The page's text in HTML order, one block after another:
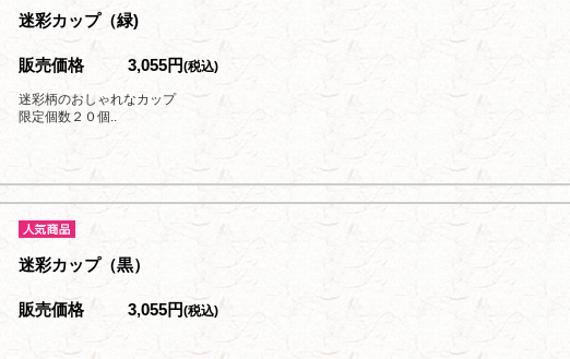
迷彩カップ（緑)
販売価格 3,055円(税込)
迷彩柄のおしゃれなカップ
限定個数２０個..
迷彩カップ（黒）
販売価格 3,055円(税込)